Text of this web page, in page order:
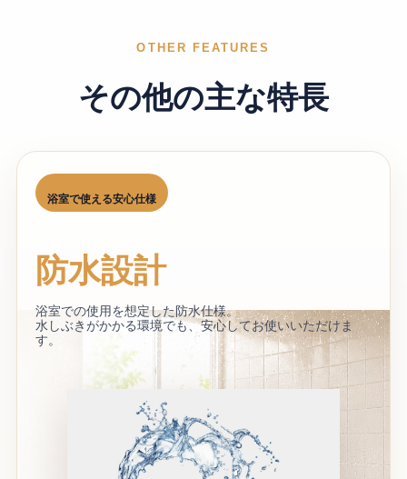
OTHER FEATURES
その他の主な特長
浴室で使える安心仕様
防水設計
浴室での使用を想定した防水仕様。
水しぶきがかかる環境でも、安心してお使いいただけま
す。